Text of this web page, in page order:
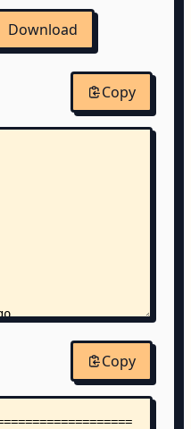
Download
Copy
Copy